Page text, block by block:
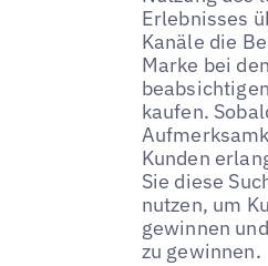
Erlebnisses
Kanäle die
Marke bei
kaufen.
Kunden
Sie diese
nutzen, um
gewinnen
zu gewinnen.